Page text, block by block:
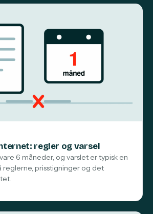
regler og varsel
6 måneder, og varslet er typisk en
reglerne, prisstigninger og det